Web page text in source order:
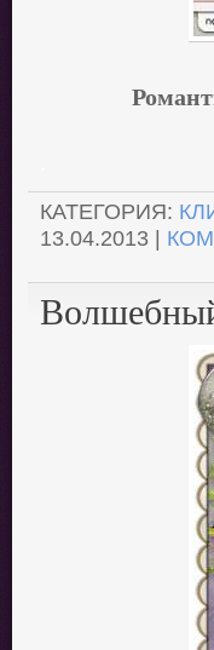
КАТЕГОРИЯ:
13.04.2013 |